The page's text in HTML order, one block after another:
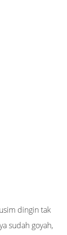
dingin tak
sudah goyah,